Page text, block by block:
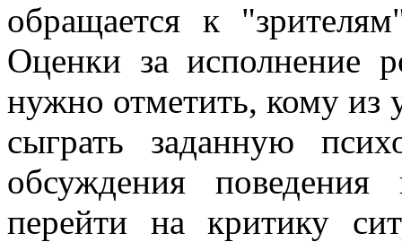
обращается к
Оценки за исполнение
нужно отметить, кому из
сыграть заданную
обсуждения поведения
перейти на критику